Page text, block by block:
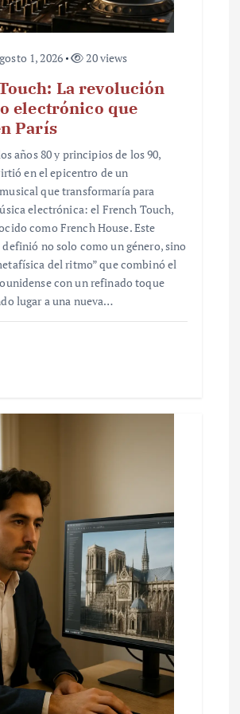
1, 2026 20 views
La revolución
electrónico que
París
años 80 y principios de los 90,
en el epicentro de un
que transformaría para
electrónica: el French Touch,
como French House. Este
no solo como un género, sino
del ritmo” que combinó el
con un refinado toque
lugar a una nueva…